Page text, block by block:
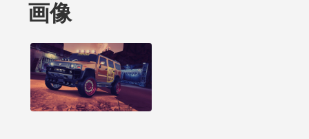
画像